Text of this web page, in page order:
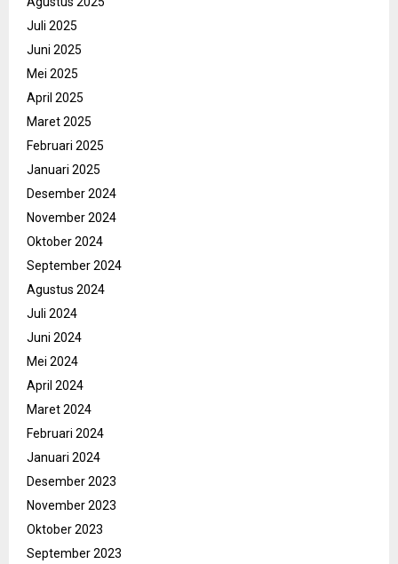
Juli 2025
Juni 2025
Mei 2025
April 2025
Maret 2025
Februari 2025
Januari 2025
Desember 2024
November 2024
Oktober 2024
September 2024
Agustus 2024
Juli 2024
Juni 2024
Mei 2024
April 2024
Maret 2024
Februari 2024
Januari 2024
Desember 2023
November 2023
Oktober 2023
September 2023